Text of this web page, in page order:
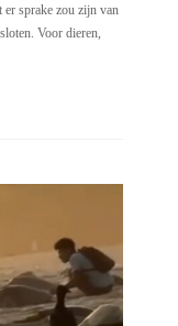
er sprake zou zijn van
Voor dieren,